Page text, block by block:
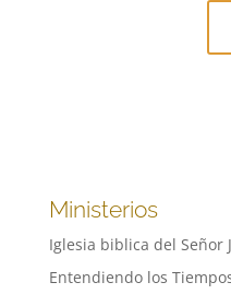
Ministerios
Iglesia biblica del Señor
Entendiendo los